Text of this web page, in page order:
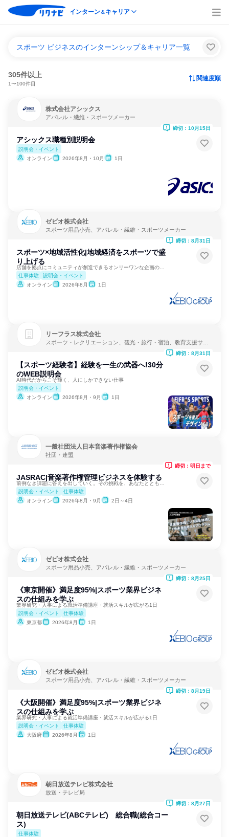
インターン＆キャリア
スポーツ ビジネスのインターンシップ＆キャリア一覧
305件以上
1〜100件目
関連度順
株式会社アシックス
アパレル・繊維・スポーツメーカー
アシックス職種別説明会
説明会・イベント
オンライン
2026年8月・10月 1日
締切：10月15日
ゼビオ株式会社
スポーツ用品小売、アパレル・繊維・スポーツメーカー
スポーツ×地域活性化|地域経済をスポーツで盛
り上げる
仕事体験
説明会・イベント
オンライン
2026年8月 1日
締切：8月31日
リーフラス株式会社
スポーツ・レクリエーション、観光・旅行・宿泊、教育支援サー
【スポーツ経験者】経験を一生の武器へ!30分
のWEB説明会
AI時代だからこそ輝く、人にしかできない仕事
説明会・イベント
オンライン
2026年8月・9月 1日
締切：8月31日
一般社団法人日本音楽著作権協会
社団・連盟
JASRAC|音楽著作権管理ビジネスを体験する
説明会・イベント
仕事体験
オンライン
2026年8月・9月 2日～4日
締切：明日まで
ゼビオ株式会社
スポーツ用品小売、アパレル・繊維・スポーツメーカー
《東京開催》満足度95%|スポーツ業界ビジネ
スの仕組みを学ぶ
業界研究・人事による就活準備講座・就活スキルが広がる1日
説明会・イベント
仕事体験
東京都
2026年8月 1日
締切：8月25日
ゼビオ株式会社
スポーツ用品小売、アパレル・繊維・スポーツメーカー
《大阪開催》満足度95%|スポーツ業界ビジネ
スの仕組みを学ぶ
業界研究・人事による就活準備講座・就活スキルが広がる1日
説明会・イベント
仕事体験
大阪府
2026年8月 1日
締切：8月19日
朝日放送テレビ株式会社
放送・テレビ局
朝日放送テレビ(ABCテレビ) 総合職(総合コー
ス)
仕事体験
締切：8月27日